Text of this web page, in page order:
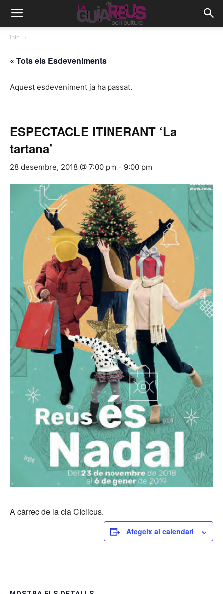
Inici
« Tots els Esdeveniments
Aquest esdeveniment ja ha passat.
ESPECTACLE ITINERANT ‘La
tartana’
28 desembre, 2018 @ 7:00 pm - 9:00 pm
A càrrec de la cia Cíclicus.
Afegeix al calendari